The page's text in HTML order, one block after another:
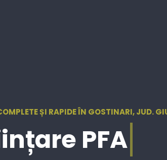
ȘI RAPIDE ÎN GOSTINARI, JUD.
PFA